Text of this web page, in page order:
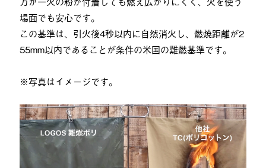
場面でも安心です。
この基準は、引火後4秒以内に自然消火し、燃焼距離が2
55mm以内であることが条件の米国の難燃基準です。
※写真はイメージです。